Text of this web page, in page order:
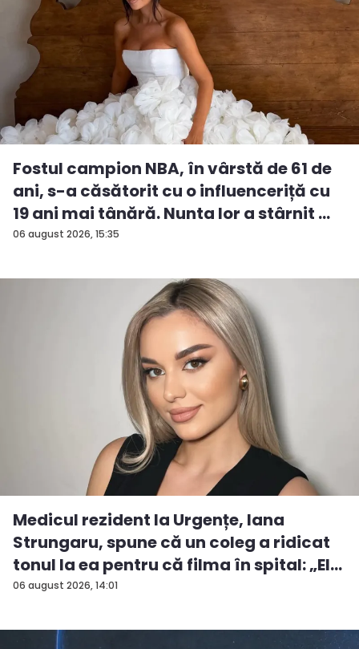
06 august 2026, 15:35
Fostul campion NBA, în vârstă de 61 de
ani, s-a căsătorit cu o influenceriță cu
19 ani mai tânără. Nunta lor a stârnit ...
06 august 2026, 14:01
Medicul rezident la Urgențe, Iana
Strungaru, spune că un coleg a ridicat
tonul la ea pentru că filma în spital: „El
a...